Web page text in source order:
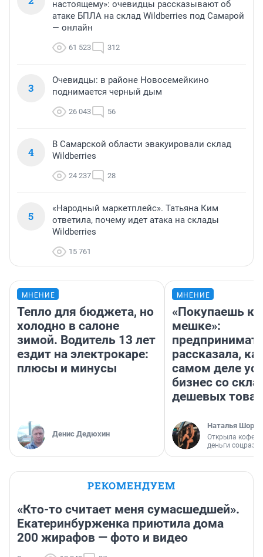
настоящему»: очевидцы рассказывают об
атаке БПЛА на склад Wildberries под Самарой
— онлайн
61 523 312
3
Очевидцы: в районе Новосемейкино
поднимается черный дым
26 043 56
4
В Самарской области эвакуировали склад
Wildberries
24 237 28
5
«Народный маркетплейс». Татьяна Ким
ответила, почему идет атака на склады
Wildberries
15 761
МНЕНИЕ
Тепло для бюджета, но
холодно в салоне
зимой. Водитель 13 лет
ездит на электрокаре:
плюсы и минусы
Денис Дедюхин
МНЕНИЕ
«Покупаешь
мешке»:
рассказала,
самом деле
бизнес со
дешевых
Наталья
Открыла
деньги
РЕКОМЕНДУЕМ
«Кто-то считает меня сумасшедшей».
Екатеринбурженка приютила дома
200 жирафов — фото и видео